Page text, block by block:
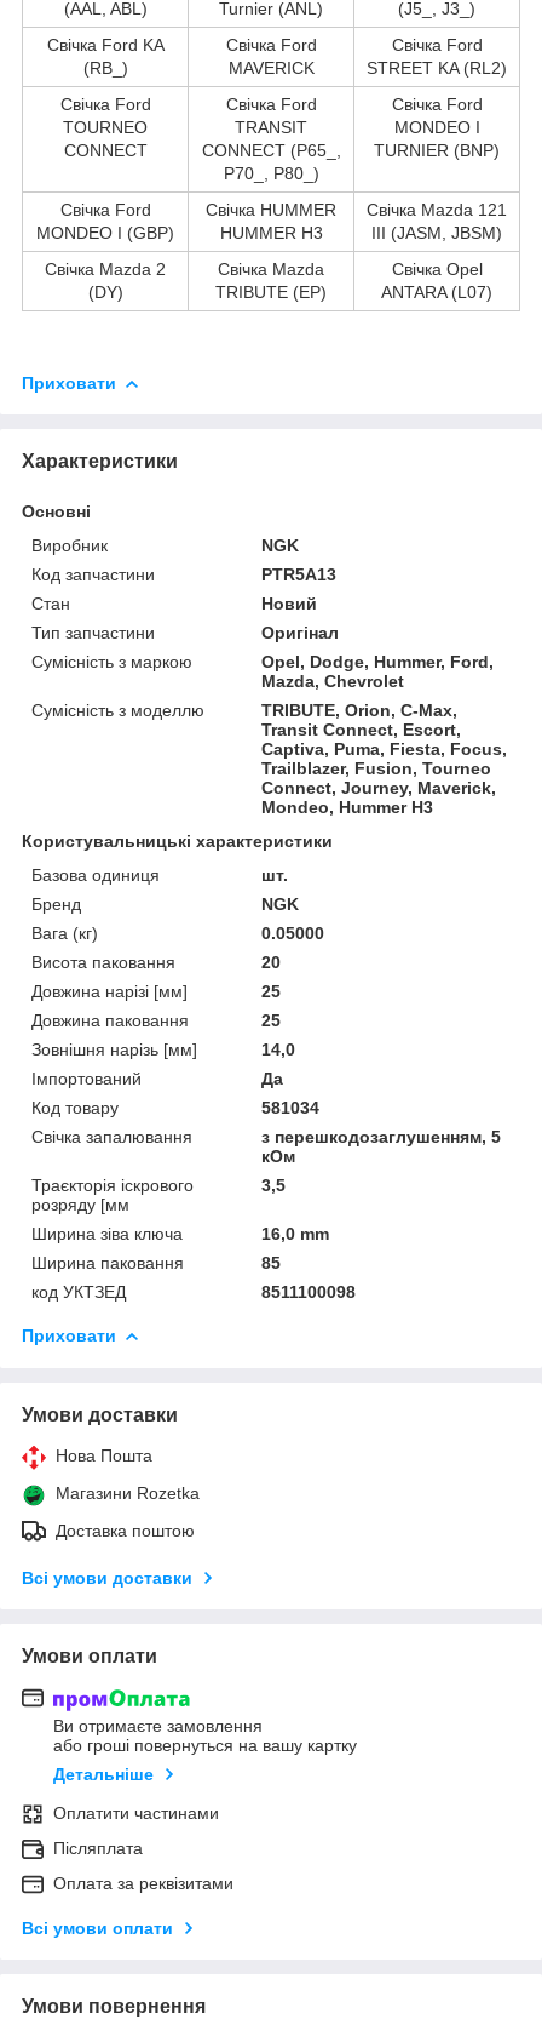
(AAL, ABL) Turnier (ANL)
(J5_, J3_)
Свічка Ford KA
(RB_)
Свічка Ford
MAVERICK
Свічка Ford
STREET KA (RL2)
Свічка Ford
TOURNEO
CONNECT
Свічка Ford
TRANSIT
CONNECT (P65_,
P70_, P80_)
Свічка Ford
MONDEO I
TURNIER (BNP)
Свічка Ford
MONDEO I (GBP)
Свічка HUMMER
HUMMER H3
Свічка Mazda 121
III (JASM, JBSM)
Свічка Mazda 2
(DY)
Свічка Mazda
TRIBUTE (EP)
Свічка Opel
ANTARA (L07)
Приховати
Характеристики
Основні
Виробник
NGK
Код запчастини
PTR5A13
Стан
Новий
Тип запчастини
Оригінал
Сумісність з маркою
Opel, Dodge, Hummer, Ford,
Mazda, Chevrolet
Сумісність з моделлю
TRIBUTE, Orion, C-Max,
Transit Connect, Escort,
Captiva, Puma, Fiesta, Focus,
Trailblazer, Fusion, Tourneo
Connect, Journey, Maverick,
Mondeo, Hummer H3
Користувальницькі характеристики
Базова одиниця
шт.
Бренд
NGK
Вага (кг)
0.05000
Висота паковання
20
Довжина нарізі [мм]
25
Довжина паковання
25
Зовнішня нарізь [мм]
14,0
Імпортований
Да
Код товару
581034
Свічка запалювання
з перешкодозаглушенням, 5
кОм
Траєкторія іскрового
розряду [мм
3,5
Ширина зіва ключа
16,0 mm
Ширина паковання
85
код УКТЗЕД
8511100098
Приховати
Умови доставки
Нова Пошта
Магазини Rozetka
Доставка поштою
Всі умови доставки
Умови оплати
Ви отримаєте замовлення
або гроші повернуться на вашу картку
Детальніше
Оплатити частинами
Післяплата
Оплата за реквізитами
Всі умови оплати
Умови повернення